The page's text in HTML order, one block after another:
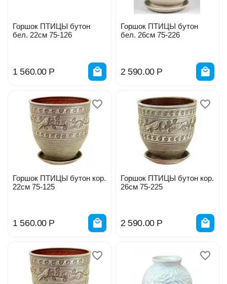
Горшок ПТИЦЫ бутон
бел. 22см 75-126
1 560.00 Р
Горшок ПТИЦЫ бутон
бел. 26см 75-226
2 590.00 Р
Горшок ПТИЦЫ бутон кор.
22см 75-125
1 560.00 Р
Горшок ПТИЦЫ бутон кор.
26см 75-225
2 590.00 Р